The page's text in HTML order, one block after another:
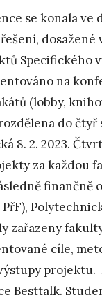
se konala ve
Specifického
na
(lobby,
do
8. 2. 2023.
za každou
cíle,
projektu.
Besttalk.